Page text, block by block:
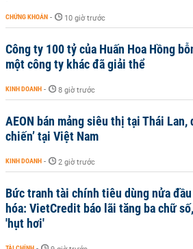
CHỨNG KHOÁN - 10 giờ trước
Công ty 100 tỷ của Huấn Hoa Hồng
một công ty khác đã giải thể
KINH DOANH - 8 giờ trước
AEON bán mảng siêu thị tại Thái Lan,
chiến’ tại Việt Nam
KINH DOANH - 2 giờ trước
Bức tranh tài chính tiêu dùng nửa
hóa: VietCredit báo lãi tăng ba chữ
'hụt hơi'